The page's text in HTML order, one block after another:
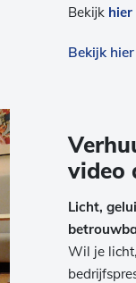
Bekijk hier
Bekijk
video
Licht,
Wil je